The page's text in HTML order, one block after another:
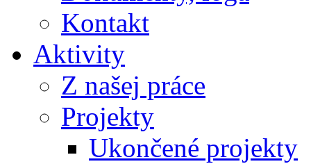
Kontakt
Aktivity
Z našej práce
Projekty
Ukončené projekty